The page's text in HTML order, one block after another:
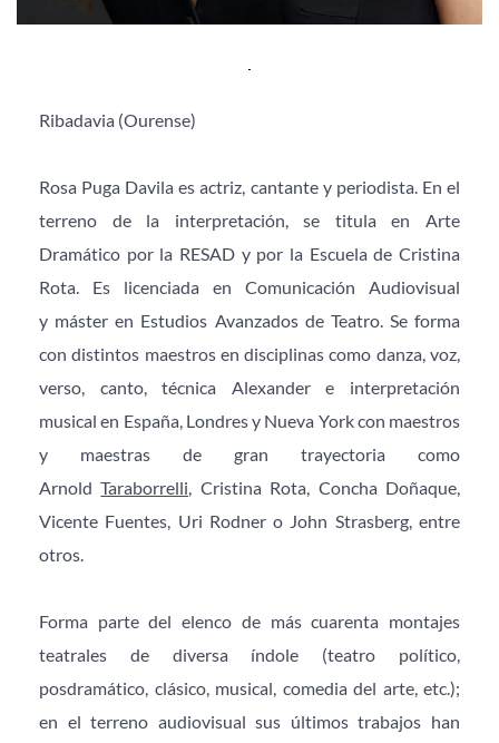
Ribadavia (Ourense)
Rosa Puga Davila es actriz, cantante y periodista. En el
terreno de la interpretación, se titula en Arte
Dramático por la RESAD y por la Escuela de Cristina
Rota. Es licenciada en Comunicación Audiovisual
y máster en Estudios Avanzados de Teatro. Se forma
con distintos maestros en disciplinas como danza, voz,
verso, canto, técnica Alexander e interpretación
musical en España, Londres y Nueva York con maestros
y maestras de gran trayectoria como
Arnold Taraborrelli, Cristina Rota, Concha Doñaque,
Vicente Fuentes, Uri Rodner o John Strasberg, entre
otros.
Forma parte del elenco de más cuarenta montajes
teatrales de diversa índole (teatro político,
posdramático, clásico, musical, comedia del arte, etc.);
en el terreno audiovisual sus últimos trabajos han